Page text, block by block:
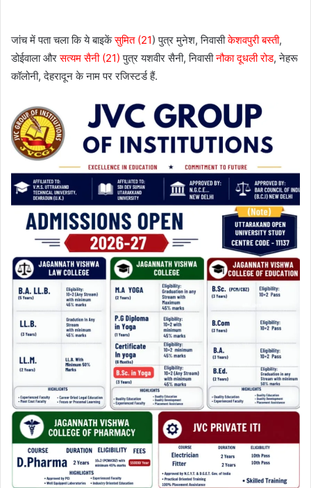
जांच में पता चला कि ये बाइकेंसुमित (21) पुत्र मुनेश, निवासीकेशवपुरी बस्ती,
डोईवाला औरसत्यम सैनी (21) पुत्र यशवीर सैनी, निवासीनौका दूधली रोड, नेहरू
कॉलोनी, देहरादून के नाम पर रजिस्टर्ड हैं.